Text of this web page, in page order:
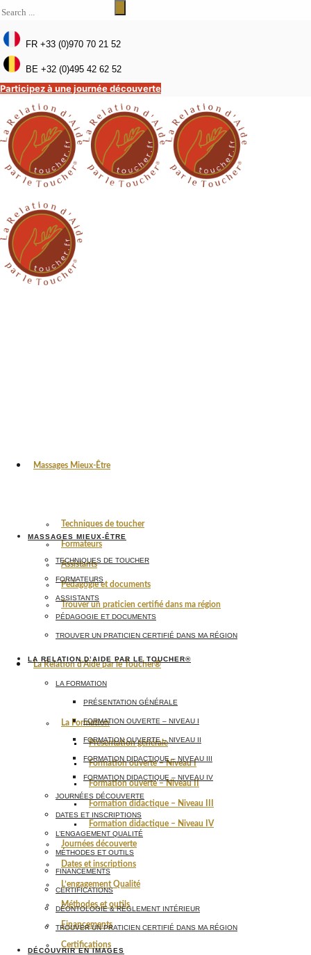
FR +33 (0)970 70 21 52
BE +32 (0)495 42 62 52
Participez à une journée découverte
Massages Mieux-Être
Techniques de toucher
Formateurs
Assistants
Pédagogie et documents
Trouver un praticien certifié dans ma région
La Relation d’Aide par le Toucher®
La Formation
Présentation générale
Formation ouverte – Niveau I
Formation ouverte – Niveau II
Formation didactique – Niveau III
Formation didactique – Niveau IV
Journées découverte
Dates et inscriptions
L’engagement Qualité
Méthodes et outils
Financements
Certifications
MASSAGES MIEUX-ÊTRE
TECHNIQUES DE TOUCHER
FORMATEURS
ASSISTANTS
PÉDAGOGIE ET DOCUMENTS
TROUVER UN PRATICIEN CERTIFIÉ DANS MA RÉGION
LA RELATION D’AIDE PAR LE TOUCHER®
LA FORMATION
PRÉSENTATION GÉNÉRALE
FORMATION OUVERTE – NIVEAU I
FORMATION OUVERTE – NIVEAU II
FORMATION DIDACTIQUE – NIVEAU III
FORMATION DIDACTIQUE – NIVEAU IV
JOURNÉES DÉCOUVERTE
DATES ET INSCRIPTIONS
L’ENGAGEMENT QUALITÉ
MÉTHODES ET OUTILS
FINANCEMENTS
CERTIFICATIONS
DÉONTOLOGIE & RÈGLEMENT INTÉRIEUR
TROUVER UN PRATICIEN CERTIFIÉ DANS MA RÉGION
DÉCOUVRIR EN IMAGES